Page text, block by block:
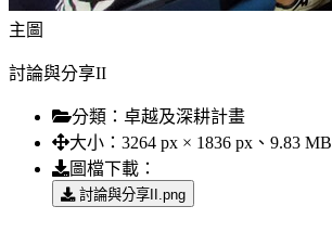
主圖
討論與分享II
分類： 卓越及深耕計畫
大小： 3264 px × 1836 px、9.83 MB
圖檔下載：
討論與分享II.png